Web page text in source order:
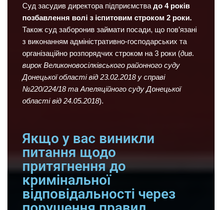
Суд засудив директора підприємства до 4 років
позбавлення волі з іспитовим строком 2 роки.
Також суд заборонив займати посади, що пов’язані
з виконанням адміністративно-господарських та
організаційно розпорядчих строком на 3 роки (див.
вирок Великоновосілківського районного суду
Донецької області від 23.02.2018 у справі
№220/224/18 та Апеляційного суду Донецької
області від 24.05.2018).
Якщо у вас виникли
питання щодо
притягнення до
кримінальної
відповідальності через